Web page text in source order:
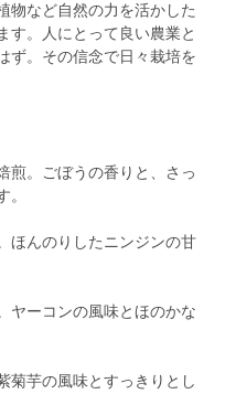
物など自然の力を活かした
す。人にとって良い農業と
ず。その信念で日々栽培を
煎。ごぼうの香りと、さっ
ほんのりしたニンジンの甘
ヤーコンの風味とほのかな
菊芋の風味とすっきりとし